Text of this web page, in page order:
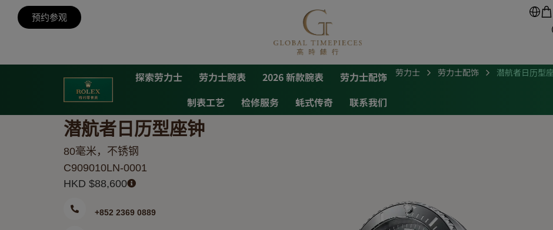
预约参观
探索劳力士 劳力士腕表 2026 新款腕表
劳力士配饰
制表工艺
检修服务 蚝式传奇 联系我们
劳力士 劳力士配饰 潜航者日历型
潜航者日历型座钟
80毫米，不锈钢
C909010LN-0001
HKD $88,600
+852 2369 0889